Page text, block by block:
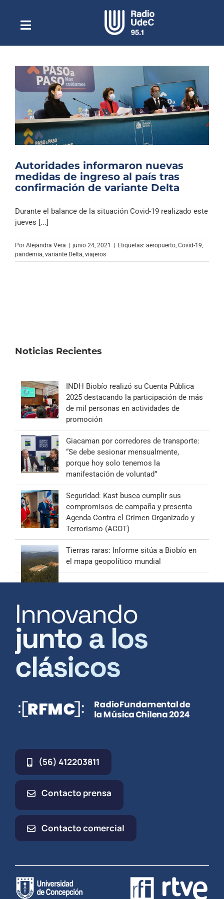
contenidoToggle
NavigationEscuchar Radio UdeC en vivo
Quiénes Somos
Programación
Podcast
Noticias
Columnas
Música Clásica
Especiales
Autoridades informaron nuevas
medidas de ingreso al país tras
confirmación de variante Delta
Durante el balance de la situación Covid-19 realizado este
jueves [...]
Por Alejandra Vera | junio 24, 2021 | Etiquetas: aeropuerto Covid-19
pandemia variante Delta viajeros
Noticias Recientes
INDH Biobío realizó su Cuenta Pública
2025 destacando la participación de más
de mil personas en actividades de
promoción
Giacaman por corredores de transporte:
“Se debe sesionar mensualmente,
porque hoy solo tenemos la
manifestación de voluntad”
Seguridad: Kast busca cumplir sus
compromisos de campaña y presenta
Agenda Contra el Crimen Organizado y
Terrorismo (ACOT)
Tierras raras: Informe sitúa a Biobío en
el mapa geopolítico mundial
Innovando
junto a los
clásicos
(56) 412203811
Contacto prensa
Contacto comercial